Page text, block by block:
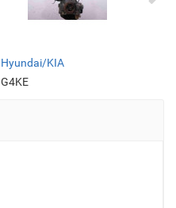
Hyundai/KIA
G4KE